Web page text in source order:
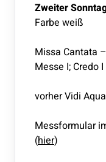
Zweiter
Farbe weiß
Missa Cantata
Messe I; Credo I
vorher Vidi
Messformular
(hier)